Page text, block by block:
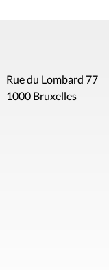
Rue du Lombard 77
1000 Bruxelles